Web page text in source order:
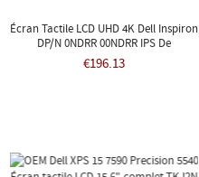
Écran Tactile LCD UHD 4K Dell Inspiron
DP/N 0NDRR 00NDRR IPS De
Remplacement Complet
€196.13